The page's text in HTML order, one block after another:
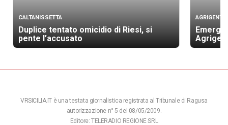
CALTANISSETTA
Duplice tentato omicidio di Riesi, si
pente l’accusato
AGRIGENTO
VRSICILIA.IT è una testata giornalistica registrata al Tribunale di Ragusa
autorizzazione n° 5 del 08/05/2009.
Editore: TELERADIO REGIONE SRL